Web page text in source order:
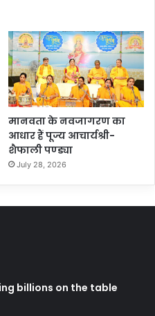
मानवता के नवजागरण का
आधार हैं पूज्य आचार्यश्री-
शैफाली पण्ड्या
July 28, 2026
billions on the table